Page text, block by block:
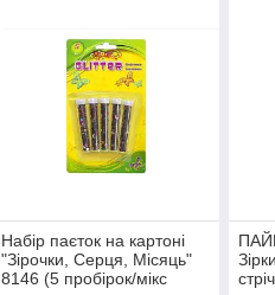
Набір паєток на картоні
"Зірочки, Серця, Місяць"
8146 (5 пробірок/мікс